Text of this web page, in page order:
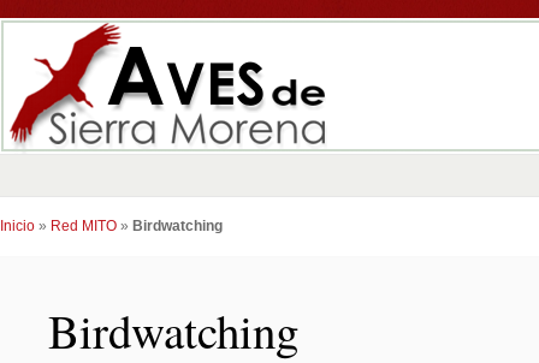
Inicio » Red MITO » Birdwatching
Birdwatching